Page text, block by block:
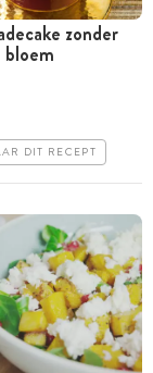
dan 30 minuten
zonder
bloem
DIT RECEPT